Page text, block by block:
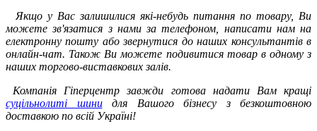
Якщо у Вас залишилися які-небудь питання по товару, Ви
можете зв'язатися з нами за телефоном, написати нам на
електронну пошту або звернутися до наших консультантів в
онлайн-чат. Також Ви можете подивитися товар в одному з
наших торгово-виставкових залів.
Компанія Гіперцентр завжди готова надати Вам кращі
суцільнолиті шинидля Вашого бізнесу з безкоштовною
доставкою по всій Україні!